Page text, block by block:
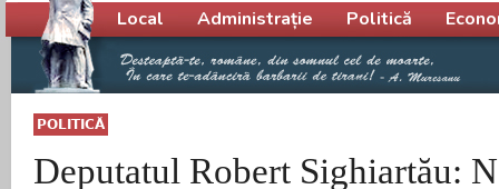
POLITICĂ
Deputatul Robert Sighiartău:
Local Administrație Politică